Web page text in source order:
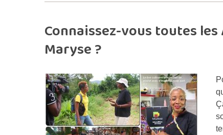
Connaissez-vous toutes les
Maryse ?